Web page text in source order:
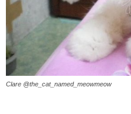
Clare @the_cat_named_meowmeow